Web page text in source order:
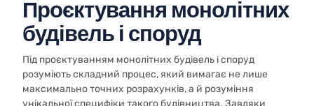
Проєктування монолітних
будівель і споруд
Під проєктуванням монолітних будівель і споруд
розуміють складний процес, який вимагає не лише
максимально точних розрахунків, а й розуміння
унікальної специфіки такого будівництва. Завдяки